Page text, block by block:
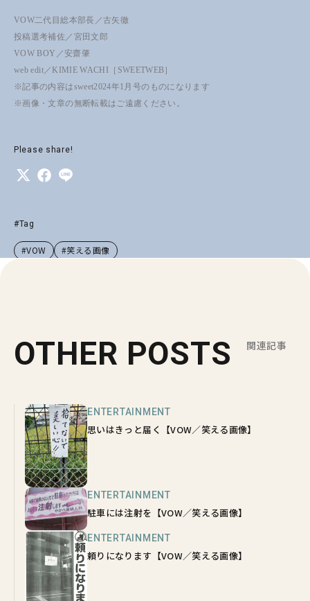
VOW二代目総本部長／古矢徹
投稿選考補佐／宮田文郎
VOW BOY／安齋肇
web edit／KIMIE WACHI［SWEETWEB］
※記事の内容はsweet2024年1月号のものになります
※画像・文章の無断転載はご遠慮ください。
Please share!
#Tag
#VOW #笑える画像
OTHER POSTS 関連記事
ENTERTAINMENT
思いはきっと届く【VOW／笑える画像】
ENTERTAINMENT
駐車には注射を【VOW／笑える画像】
ENTERTAINMENT
頼りになります【VOW／笑える画像】